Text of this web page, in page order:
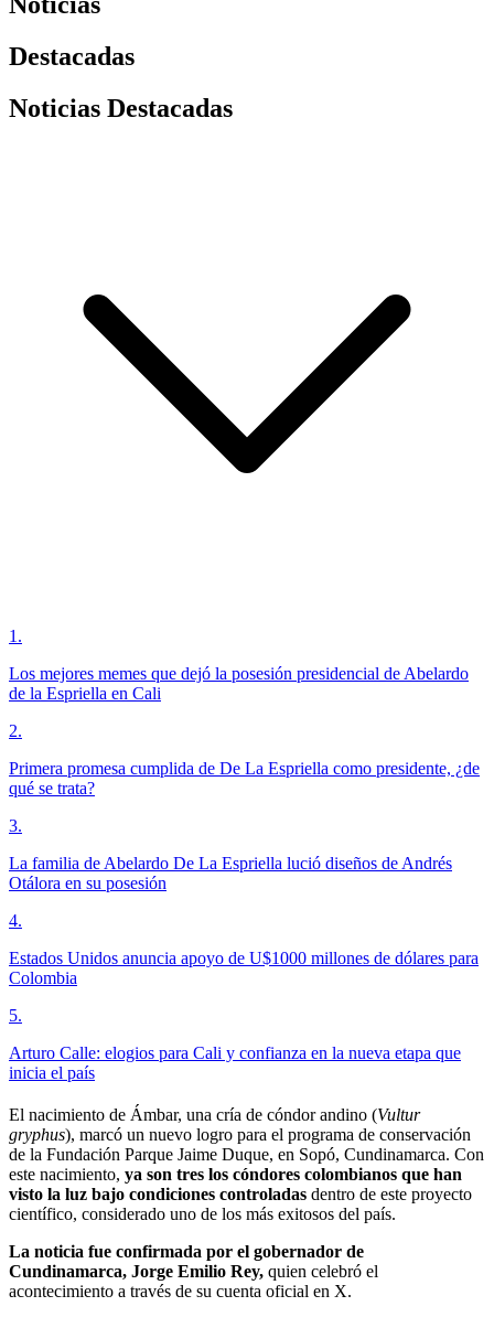
Destacadas
Noticias Destacadas
1 .
Los mejores memes que dejó la posesión presidencial de Abelardo
de la Espriella en Cali
2.
Primera promesa cumplida de De La Espriella como presidente, ¿de
qué se trata?
3.
La familia de Abelardo De La Espriella lució diseños de Andrés
Otálora en su posesión
4.
Estados Unidos anuncia apoyo de U$1000 millones de dólares para
Colombia
5.
Arturo Calle: elogios para Cali y confianza en la nueva etapa que
inicia el país
El nacimiento de Ámbar, una cría de cóndor andino (Vultur
gryphus), marcó un nuevo logro para el programa de conservación
de la Fundación Parque Jaime Duque, en Sopó, Cundinamarca. Con
este nacimiento, ya son tres los cóndores colombianos que han
visto la luz bajo condiciones controladas dentro de este proyecto
científico, considerado uno de los más exitosos del país.
La noticia fue confirmada por el gobernador de
Cundinamarca, Jorge Emilio Rey, quien celebró el
acontecimiento a través de su cuenta oficial en X.